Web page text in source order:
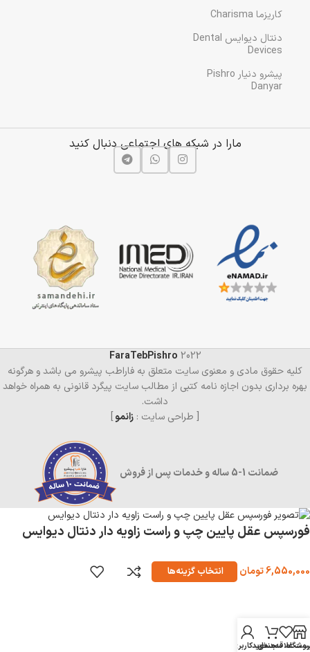
کاریزما Charisma
دنتال دیوایس Dental
Devices
پیشرو دنیار Pishro
Danyar
مارا در شبکه های اجتماعی دنبال کنید
FaraTebPishro 2022
کلیه حقوق مادی و معنوی سایت متعلق به فاراطب پیشرو می باشد و هرگونه
بهره برداری بدون اجازه نامه کتبی از مطالب سایت پیگرد قانونی به همراه خواهد
داشت.
[ طراحی سایت : زانمو]
ضمانت 1-5 ساله و خدمات پس از فروش
علاقه‌مندی
سبد خرید
حساب کاربری من
فورسپس عقل پایین چپ و راست زاویه دار دنتال دیوایس
6,550,000تومان انتخاب گزینه‌ها